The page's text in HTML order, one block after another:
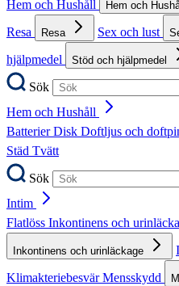
Hem och Hushåll
Hem och
Resa
Resa Sex och lust
hjälpmedel
Stöd och hjälpmedel
Sök
Hem och Hushåll
BatterierDisk Doftljus och
Städ Tvätt
Sök
Intim
Flatlöss Inkontinens och
Inkontinens och urinläckage
KlimakteriebesvärMensskydd